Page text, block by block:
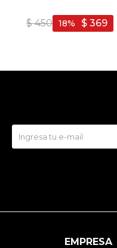
$ 450 $ 369
18
EMPRESA